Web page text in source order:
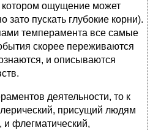
котором ощущение может
зато пускать глубокие корни).
темперамента все самые
скорее переживаются
и описываются
деятельности, то к
присущий людям
флегматический,